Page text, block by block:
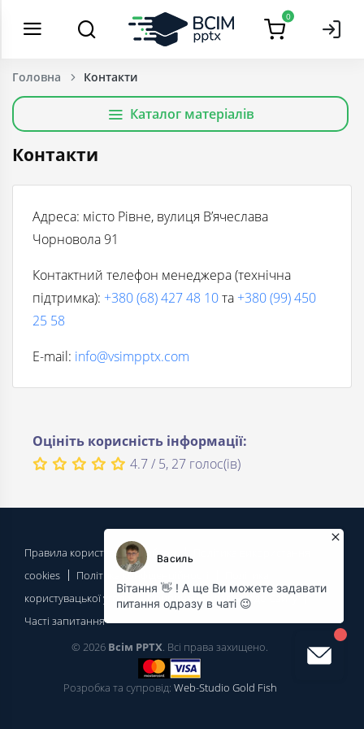
0
Головна Контакти
Каталог матеріалів
Контакти
Адреса: місто Рівне, вулиця В’ячеслава
Чорновола 91
Контактний телефон менеджера (технічна
підтримка): +380 (68) 427 48 10та +380 (99) 450
25 58
E-mail: info@vsimpptx.com
Оцініть корисність інформації:
4.7 / 5, 27 голос(ів)
Правила користування сайтом
cookies
Політика конфіденційності
користувацької угоди
Припинення доступу до Сайту
Часті запитання
© 2026 Всім PPTX. Всі права захищено.
Розробка та супровід: Web-Studio Gold Fish